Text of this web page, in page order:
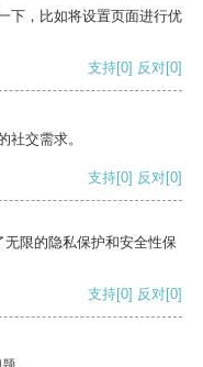
下，比如将设置页面进行优
支持[0] 反对[0]
社交需求。
支持[0] 反对[0]
限的隐私保护和安全性保
支持[0] 反对[0]